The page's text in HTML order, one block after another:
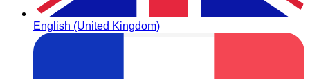
English (United Kingdom)